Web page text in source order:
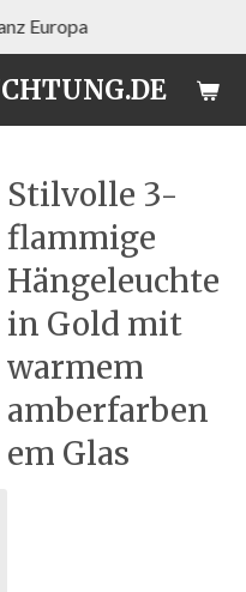
Europa
Stilvolle 3-
flammige
Hängeleuchte
in Gold mit
warmem
amberfarben
em Glas